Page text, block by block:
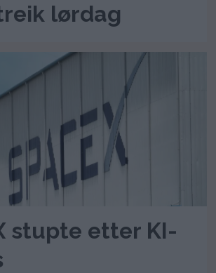
lørdag
stupte etter KI-